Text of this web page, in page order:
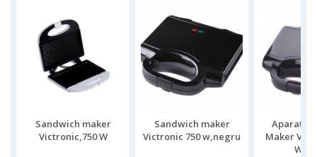
Sandwich maker
Victronic,750 W
Sandwich maker
Victronic 750 w,negru
Aparat
Maker
W,